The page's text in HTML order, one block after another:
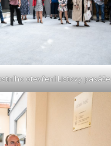
otevření Listovy pasáže